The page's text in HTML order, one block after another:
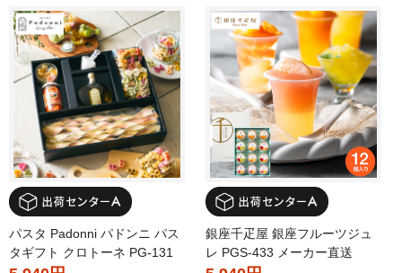
パスタ Padonni パドンニ パス
タギフト クロトーネ PG-131
銀座千疋屋 銀座フルーツジュ
レ PGS-433 メーカー直送